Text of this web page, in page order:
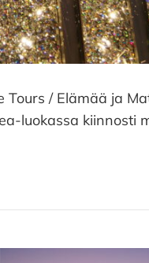
Tours / Elämää ja
luokassa kiinnosti